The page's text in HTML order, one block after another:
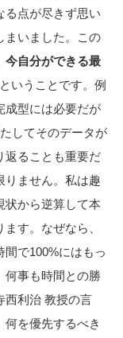
る点が尽きず思い
まいました。この
今自分ができる最
ということです。例
成型には必要だが
してそのデータが
返ることも重要だ
りません。私は趣
状から逆算して本
す。なぜなら、
で100%にはもっ
何事も時間との勝
西利治 教授の言
を優先するべき